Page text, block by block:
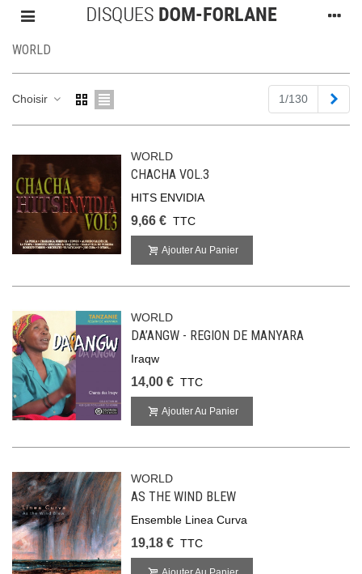
WORLD
Choisir 1/130
WORLD
CHACHA VOL.3
HITS ENVIDIA
9,66 € TTC
Ajouter Au Panier
WORLD
DA’ANGW - REGION DE MANYARA
Iraqw
14,00 € TTC
Ajouter Au Panier
WORLD
AS THE WIND BLEW
Ensemble Linea Curva
19,18 € TTC